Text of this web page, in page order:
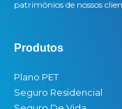
patrimônios de nossos
Produtos
Plano PET
Seguro Residencial